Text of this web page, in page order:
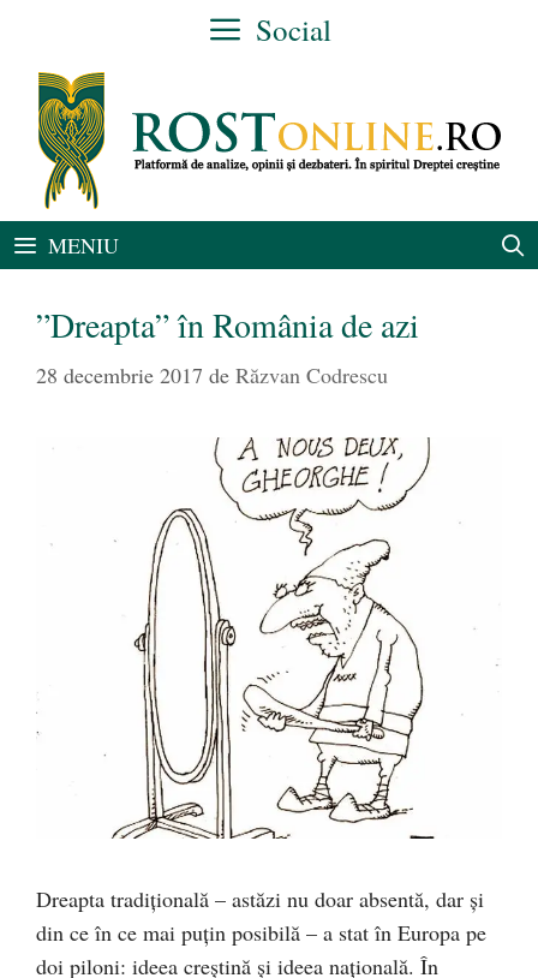
conținut
Social
MENIU
”Dreapta” în România de azi
28 decembrie 2017 de Răzvan Codrescu
Dreapta tradițională – astăzi nu doar absentă, dar și
din ce în ce mai puțin posibilă – a stat în Europa pe
doi piloni: ideea creștină și ideea națională. În